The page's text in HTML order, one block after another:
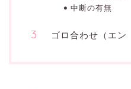
中断の有無
ゴロ合わせ（エ